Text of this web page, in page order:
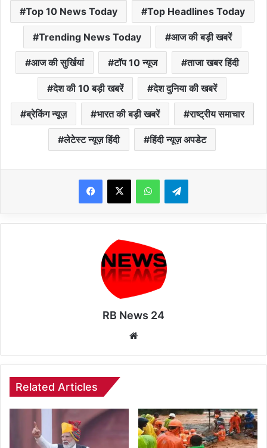
Top 10 News Today Top Headlines Today
Trending News Today आज की बड़ी खबरें
आज की सुर्खियां टॉप 10 न्यूज ताजा खबर हिंदी
देश की 10 बड़ी खबरें देश दुनिया की खबरें
ब्रेकिंग न्यूज़ भारत की बड़ी खबरें राष्ट्रीय समाचार
लेटेस्ट न्यूज़ हिंदी हिंदी न्यूज़ अपडेट
WhatsAppTelegram
RB News 24
Related Articles